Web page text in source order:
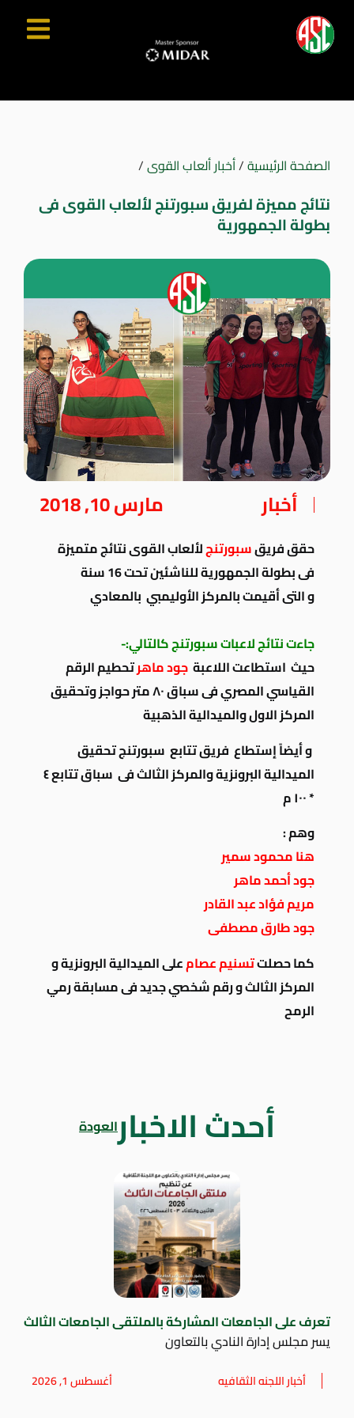
الصفحة الرئيسية/أخبار ألعاب القوى/
نتائج مميزة لفريق سبورتنج لألعاب القوى فى
بطولة الجمهورية
أخبار مارس 10, 2018
حقق فريقسبورتنجلألعاب القوى نتائج متميزة
فى بطولة الجمهورية للناشئين تحت 16 سنة
و التى أقيمت بالمركز الأوليمبي بالمعادي
جاءت نتائج لاعبات سبورتنج كالتالي:-
حيث استطاعت اللاعبة جود ماهرتحطيم الرقم
القياسي المصري فى سباق ٨٠ متر حواجز وتحقيق
المركز الاول والميدالية الذهبية
و أيضاً إستطاع فريق تتابع سبورتنج تحقيق
الميدالية البرونزية والمركز الثالث فى سباق تتابع ٤
* ١٠٠ م
وهم :
هنا محمود سمير
جود أحمد ماهر
مريم فؤاد عبد القادر
جود طارق مصطفى
كما حصلتتسنيم عصامعلى الميدالية البرونزية و
المركز الثالث و رقم شخصي جديد فى مسابقة رمي
الرمح
أحدث الاخبارالعودة
تعرف على الجامعات المشاركة بالملتقى الجامعات الثالث
يسر مجلس إدارة النادي بالتعاون
أخبار اللجنه الثقافيه أغسطس 1, 2026